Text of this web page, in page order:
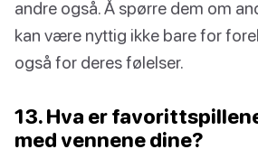
andre også. Å spørre dem om
kan være nyttig ikke bare for
også for deres følelser.
13. Hva er
med vennene dine?